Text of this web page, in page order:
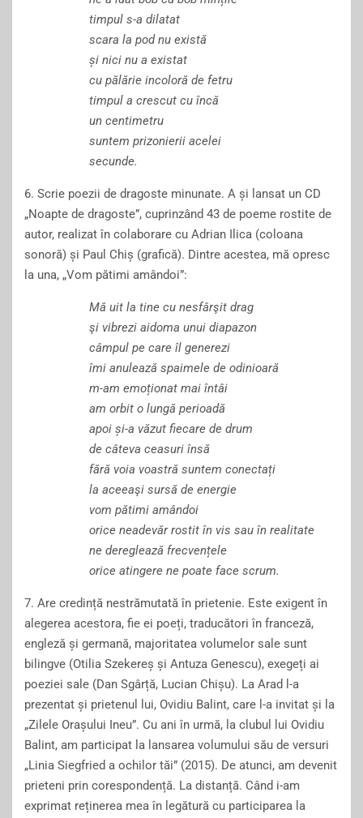
timpul s-a dilatat
scara la pod nu există
și nici nu a existat
cu pălărie incoloră de fetru
timpul a crescut cu încă
un centimetru
suntem prizonierii acelei
secunde.
6. Scrie poezii de dragoste minunate. A și lansat un CD
„Noapte de dragoste”, cuprinzând 43 de poeme rostite de
autor, realizat în colaborare cu Adrian I lica (coloana
sonoră) și Paul Chiș (grafică). Dintre acestea, mă opresc
la una, „Vom pătimi amândoi”:
Mă uit la tine cu nesfârşit drag
şi vibrezi aidoma unui diapazon
câmpul pe care îl generezi
îmi anulează spaimele de odinioară
m-am emoționat mai întâi
am orbit o lungă perioadă
apoi și-a văzut fiecare de drum
de câteva ceasuri însă
fără voia voastră suntem conectați
la aceeaşi sursă de energie
vom pătimi amândoi
orice neadevărrostit în vis sau în realitate
ne dereglează frecvențele
orice atingere ne poate face scrum.
7. Are credință nestrămutată în prietenie. Este exigent în
alegerea acestora, fie ei poeți, traducători în franceză,
engleză și germană, majoritatea volumelor sale sunt
bilingve (Otilia Szekereș și Antuza Genescu), exegeți ai
poeziei sale (Dan Sgârță, Lucian Chișu). La Arad l-a
prezentat și prietenul lui, Ovidiu Balint, care l-a invitat și la
„Zilele Orașului Ineu”. Cu ani în urmă, la clubul lui Ovidiu
Balint, am participat la lansarea volumului său de versuri
„Linia Siegfried a ochilor tăi” (2015). De atunci, am devenit
prieteni prin corespondență. La distanță. Când i-am
exprimat reținerea mea în legătură cu participarea la